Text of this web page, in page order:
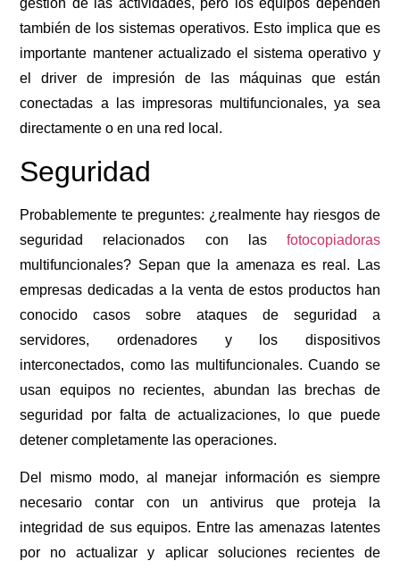
gestión de las actividades, pero los equipos dependen
también de los sistemas operativos. Esto implica que es
importante mantener actualizado el sistema operativo y
el driver de impresión de las máquinas que están
conectadas a las impresoras multifuncionales, ya sea
directamente o en una red local.
Seguridad
Probablemente te preguntes: ¿realmente hay riesgos de
seguridad relacionados con las fotocopiadoras
multifuncionales? Sepan que la amenaza es real. Las
empresas dedicadas a la venta de estos productos han
conocido casos sobre ataques de seguridad a
servidores, ordenadores y los dispositivos
interconectados, como las multifuncionales. Cuando se
usan equipos no recientes, abundan las brechas de
seguridad por falta de actualizaciones, lo que puede
detener completamente las operaciones.
Del mismo modo, al manejar información es siempre
necesario contar con un antivirus que proteja la
integridad de sus equipos. Entre las amenazas latentes
por no actualizar y aplicar soluciones recientes de